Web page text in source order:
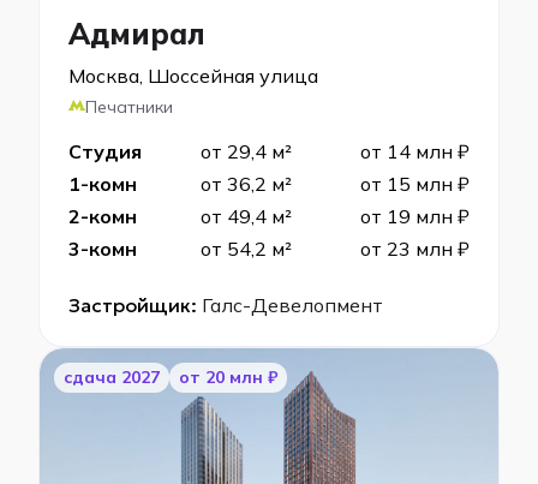
Адмирал
Москва, Шоссейная улица
Печатники
Студия от 29,4 м²
от 14 млн ₽
1-комн
от 36,2 м²
от 15 млн ₽
2-комн
от 49,4 м²
от 19 млн ₽
3-комн
от 54,2 м² от 23 млн ₽
Застройщик: Галс-Девелопмент
cдача 2027 от 20 млн ₽